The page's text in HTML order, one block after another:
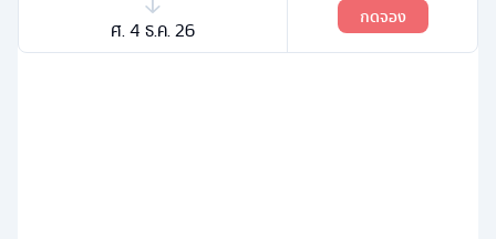
ศ. 4 ธ.ค. 26
กดจอง